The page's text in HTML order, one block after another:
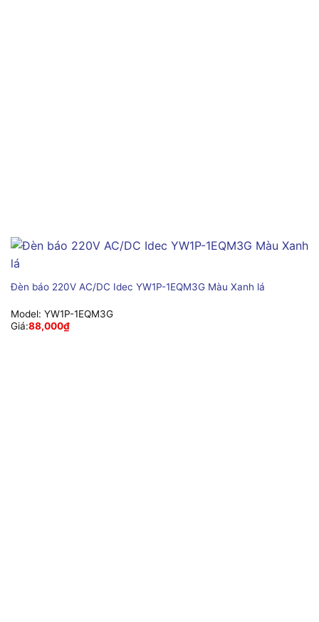
Đèn báo 220V AC/DC Idec YW1P-1EQM3G Màu Xanh lá
Model: YW1P-1EQM3G
Giá:88,000₫